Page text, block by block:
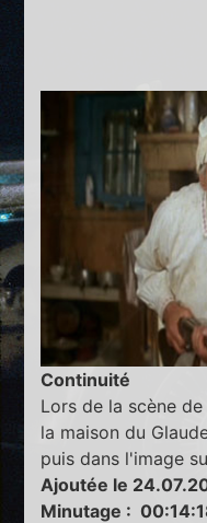
Continuité
Lors de la scène
la maison du
puis dans l'image
Ajoutée le
Minutage :